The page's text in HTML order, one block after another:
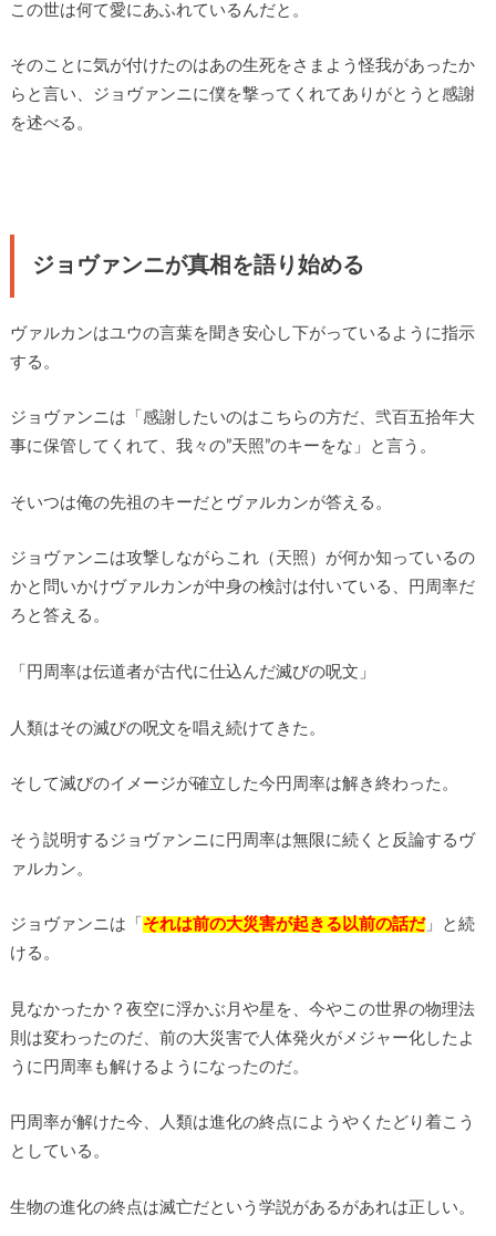
この世は何て愛にあふれているんだと。
そのことに気が付けたのはあの生死をさまよう怪我があったか
らと言い、ジョヴァンニに僕を撃ってくれてありがとうと感謝
を述べる。
ジョヴァンニが真相を語り始める
ヴァルカンはユウの言葉を聞き安心し下がっているように指示
する。
ジョヴァンニは「感謝したいのはこちらの方だ、弐百五拾年大
事に保管してくれて、我々の”天照”のキーをな」と言う。
そいつは俺の先祖のキーだとヴァルカンが答える。
ジョヴァンニは攻撃しながらこれ（天照）が何か知っているの
かと問いかけヴァルカンが中身の検討は付いている、円周率だ
ろと答える。
「円周率は伝道者が古代に仕込んだ滅びの呪文」
人類はその滅びの呪文を唱え続けてきた。
そして滅びのイメージが確立した今円周率は解き終わった。
そう説明するジョヴァンニに円周率は無限に続くと反論するヴ
ァルカン。
ジョヴァンニは「 それは前の大災害が起きる以前の話だ」と続
ける。
見なかったか？夜空に浮かぶ月や星を、今やこの世界の物理法
則は変わったのだ、前の大災害で人体発火がメジャー化したよ
うに円周率も解けるようになったのだ。
円周率が解けた今、人類は進化の終点にようやくたどり着こう
としている。
生物の進化の終点は滅亡だという学説があるがあれは正しい。